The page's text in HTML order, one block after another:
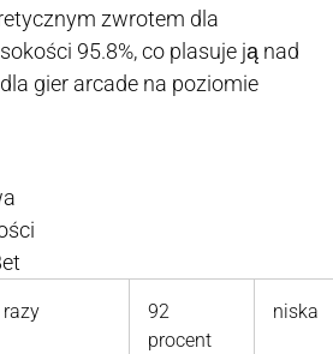
zwrotem dla
95.8%, co plasuje ją nad
gier arcade na poziomie
92
procent
niska